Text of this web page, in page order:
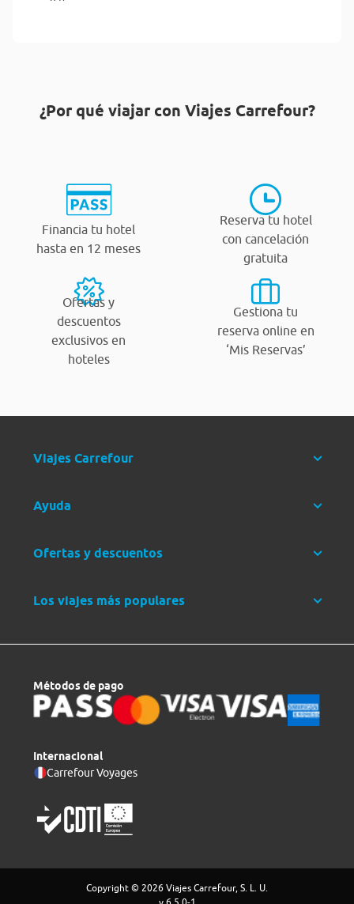
¿Por qué viajar con Viajes Carrefour?
Financia tu hotel
hasta en 12 meses
Reserva tu hotel
con cancelación
gratuita
Ofertas y
descuentos
exclusivos en
hoteles
Gestiona tu
reserva online en
‘Mis Reservas’
Viajes Carrefour
Ayuda
Ofertas y descuentos
Los viajes más populares
Métodos de pago
Internacional
Carrefour Voyages
Copyright © 2026 Viajes Carrefour, S. L. U.